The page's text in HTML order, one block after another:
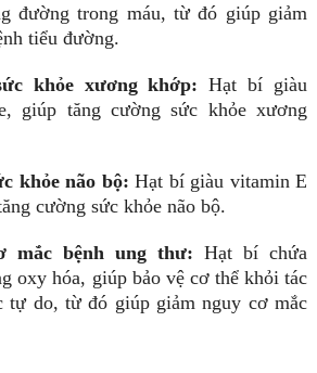
đường trong máu, từ đó giúp giảm
tiểu đường.
khỏe xương khớp: Hạt bí giàu
giúp tăng cường sức khỏe xương
khỏe não bộ: Hạt bí giàu vitamin E
cường sức khỏe não bộ.
mắc bệnh ung thư: Hạt bí chứa
oxy hóa, giúp bảo vệ cơ thể khỏi tác
tự do, từ đó giúp giảm nguy cơ mắc